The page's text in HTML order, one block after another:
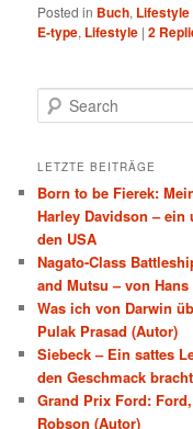
Posted in Buch, Lifestyle
E-type, Lifestyle |2
Search
LETZTE BEITRÄGE
Born to be Fierek:
Harley Davidson –
den USA
Nagato-Class
and Mutsu – von
Was ich von Darwin
Pulak Prasad (Autor)
Siebeck – Ein sattes
den Geschmack
Grand Prix Ford:
Robson (Autor)